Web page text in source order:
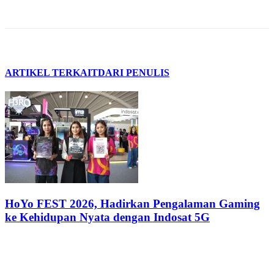
ARTIKEL TERKAITDARI PENULIS
HoYo FEST 2026, Hadirkan Pengalaman Gaming
ke Kehidupan Nyata dengan Indosat 5G